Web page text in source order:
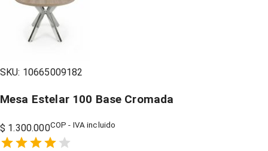
SKU: 10665009182
Mesa Estelar 100 Base Cromada
$ 1.300.000COP - IVA incluido